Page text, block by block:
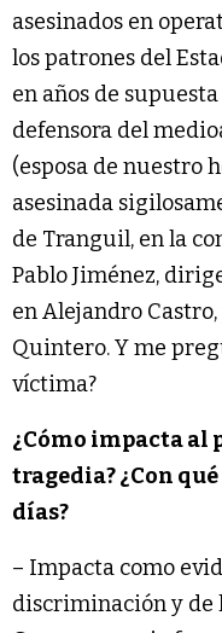
asesinados en
los patrones del
en años de
defensora del
(esposa de nuestro
asesinada
de Tranguil, en la
Pablo Jiménez,
en Alejandro
Quintero. Y me
víctima?
¿Cómo impacta al
tragedia? ¿Con
días?
– Impacta como
discriminación y de